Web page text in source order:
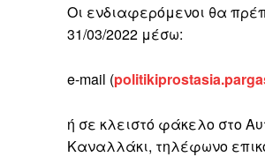
Οι ενδιαφερόμενοι θα
31/03/2022 μέσω:
e-mail (
ή σε κλειστό φάκελο στο
Καναλλάκι, τηλέφωνο